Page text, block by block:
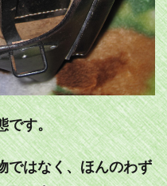
です。
ではなく、ほんのわず